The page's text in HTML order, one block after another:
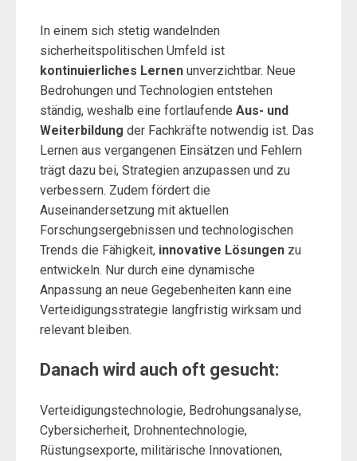
In einem sich stetig wandelnden
sicherheitspolitischen Umfeld ist
kontinuierliches Lernen unverzichtbar. Neue
Bedrohungen und Technologien entstehen
ständig, weshalb eine fortlaufende Aus- und
Weiterbildung der Fachkräfte notwendig ist. Das
Lernen aus vergangenen Einsätzen und Fehlern
trägt dazu bei, Strategien anzupassen und zu
verbessern. Zudem fördert die
Auseinandersetzung mit aktuellen
Forschungsergebnissen und technologischen
Trends die Fähigkeit, innovative Lösungen zu
entwickeln. Nur durch eine dynamische
Anpassung an neue Gegebenheiten kann eine
Verteidigungsstrategie langfristig wirksam und
relevant bleiben.
Danach wird auch oft gesucht:
Verteidigungstechnologie, Bedrohungsanalyse,
Cybersicherheit, Drohnentechnologie,
Rüstungsexporte, militärische Innovationen,